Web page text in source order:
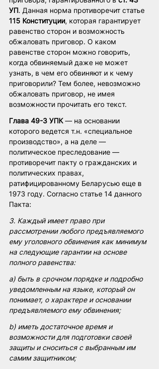
УП. Данная норма противоречит статье
115 Конституции, которая гарантирует
равенство сторон и возможность
обжаловать приговор. О каком
равенстве сторон можно говорить,
когда обвиняемый даже не может
узнать, в чем его обвиняют и к чему
приговорили? Тем более, невозможно
обжаловать приговор, не имея
возможности прочитать его текст.
Глава 49-3 УПК — на основании
которого ведется т.н. «специальное
производство», а на деле —
политическое преследование —
противоречит пакту о гражданских и
политических правах,
ратифицированному Беларусью еще в
1973 году. Согласно статье 14 данного
Пакта:
3. Каждый имеет право при
рассмотрении любого предъявляемого
ему уголовного обвинения как минимум
на следующие гарантии на основе
полного равенства:
a) быть в срочном порядке и подробно
уведомленным на языке, который он
понимает, о характере и основании
предъявляемого ему обвинения;
b) иметь достаточное время и
возможности для подготовки своей
защиты и сноситься с выбранным им
самим защитником;